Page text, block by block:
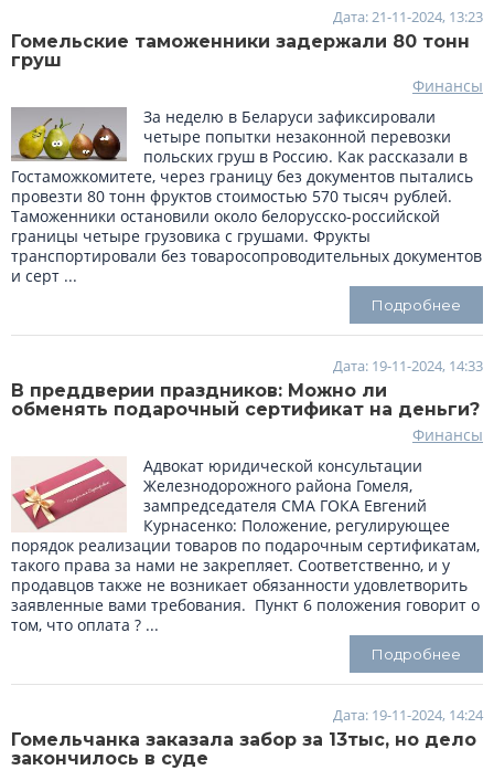
Дата: 21-11-2024, 13:23
Гомельские таможенники задержали 80 тонн
груш
Финансы
За неделю в Беларуси зафиксировали
четыре попытки незаконной перевозки
польских груш в Россию. Как рассказали в
Гостаможкомитете, через границу без документов пытались
провезти 80 тонн фруктов стоимостью 570 тысяч рублей.
Таможенники остановили около белорусско-российской
границы четыре грузовика с грушами. Фрукты
транспортировали без товаросопроводительных документов
и серт ...
Подробнее
Дата: 19-11-2024, 14:33
В преддверии праздников: Можно ли
обменять подарочный сертификат на деньги?
Финансы
Адвокат юридической консультации
Железнодорожного района Гомеля,
зампредседателя СМА ГОКА Евгений
Курнасенко: Положение, регулирующее
порядок реализации товаров по подарочным сертификатам,
такого права за нами не закрепляет. Соответственно, и у
продавцов также не возникает обязанности удовлетворить
заявленные вами требования. Пункт 6 положения говорит о
том, что оплата ? ...
Подробнее
Дата: 19-11-2024, 14:24
Гомельчанка заказала забор за 13тыс, но дело
закончилось в суде